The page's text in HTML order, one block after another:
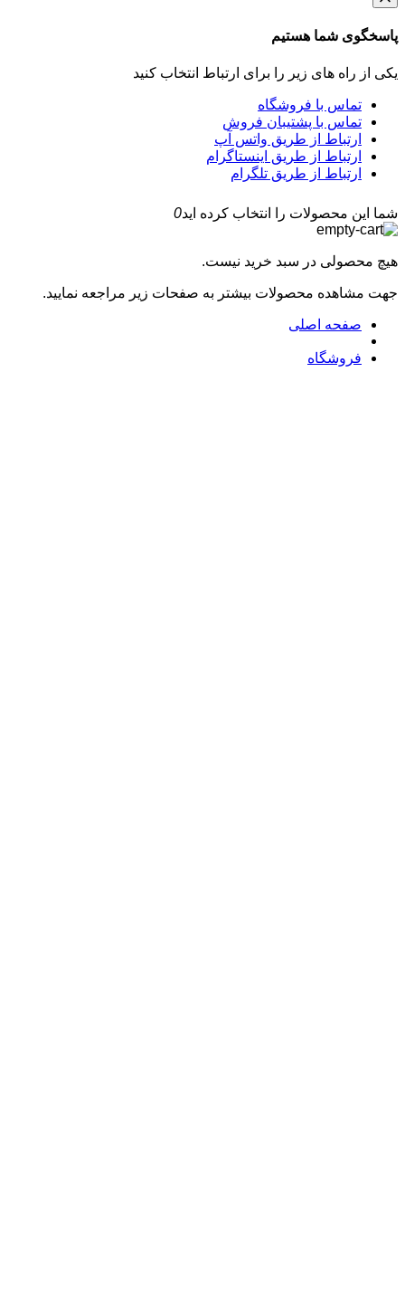
پاسخگوی شما هستیم
یکی از راه های زیر را برای ارتباط انتخاب کنید
تماس با فروشگاه
تماس با پشتیبان فروش
ارتباط از طریق واتس آپ
ارتباط از طریق اینستاگرام
ارتباط از طریق تلگرام
شما این محصولات را انتخاب کرده اید0
هیچ محصولی در سبد خرید نیست.
جهت مشاهده محصولات بیشتر به صفحات زیر مراجعه نمایید.
صفحه اصلی
فروشگاه